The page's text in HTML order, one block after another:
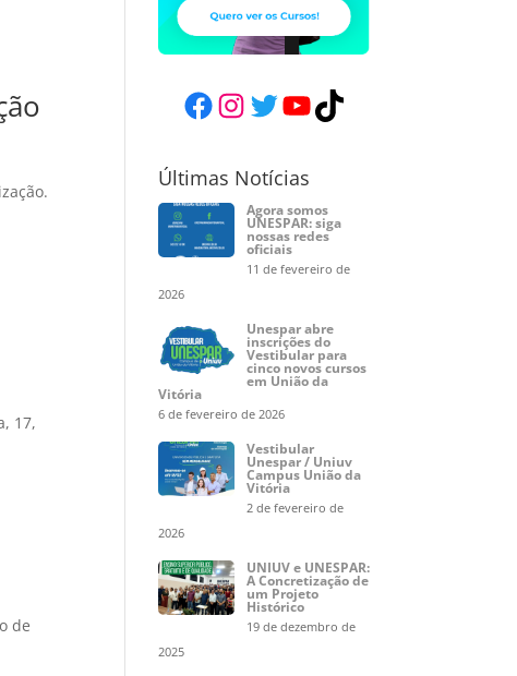
17,
de
Facebook
Instagram
Twitter
YouTube
TikTok
Últimas Notícias
Agora somos
UNESPAR: siga
nossas redes
oficiais
11 de fevereiro de
2026
Unespar abre
inscrições do
Vestibular para
cinco novos cursos
em União da
Vitória
6 de fevereiro de 2026
Vestibular
Unespar / Uniuv
Campus União da
Vitória
2 de fevereiro de
2026
UNIUV e UNESPAR:
A Concretização de
um Projeto
Histórico
19 de dezembro de
2025